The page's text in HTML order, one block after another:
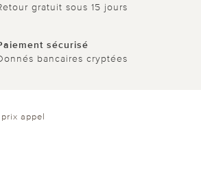
gratuit sous 15 jours
sécurisé
bancaires cryptées
appel